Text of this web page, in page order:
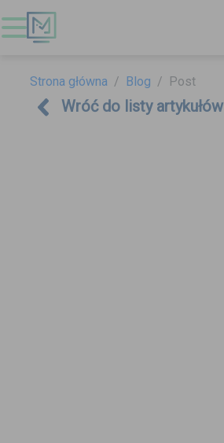
Strona główna Blog Post
Wróć do listy artykułów